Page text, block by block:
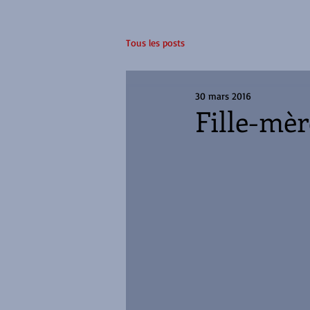
Tous les posts
Fille-
30 mars 2016